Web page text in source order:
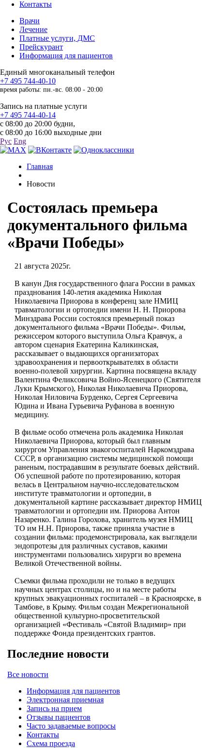
Контакты
Врачи
Лечение
Платные услуги, ДМС
Прейскурант
Информация для пациентов
Единый многоканальный телефон
+7 495 744-40-10
время работы: пн.-вс. 08:00 - 20:00
Запись на платные услуги
+7 495 744-40-14
с 08:00 до 20:00 будни,
с 08:00 до 16:00 выходные дни
Рус Eng
Главная
Новости
Состоялась премьера
документального фильма
«Врачи Победы»
21 августа 2025г.
В канун Дня государственного флага России в рамках
празднования 140-летия академика Николая
Николаевича Приорова в конференц зале НМИЦ
травматологии и ортопедии имени Н. Н. Приорова
Минздрава России состоялся премьерный показ
документального фильма «Врачи Победы». Фильм,
режиссером которого выступила Ольга Кравчук, а
автором сценария Екатерина Каликинская,
рассказывает о выдающихся организаторах
здравоохранения и первооткрывателях в области
военно-полевой хирургии. Картина посвящена вкладу
Валентина Феликсовича Войно-Ясенецкого (Святителя
Луки Крымского), Николая Николаевича Приорова,
Николая Ниловича Бурденко, Сергея Сергеевича
Юдина и Ивана Гурьевича Руфанова в военную
медицину.
В фильме особо отмечена роль академика Николая
Николаевича Приорова, который был главным
хирургом Управления эвакогоспиталей Наркомздрава
СССР, в организацию системы медицинской помощи
раненым, пострадавшим в результате боевых действий.
Об успешной работе по протезированию, которая
велась в Центральном научно-исследовательском
институте травматологии и ортопедии, в
документальной картине рассказывает директор НМИЦ
травматологии и ортопедии им. Приорова Антон
Назаренко. Галина Горохова, хранитель музея НМИЦ
ТО им Н.Н. Приорова, также приняла участие в
создании фильма: продемонстрировала, как выглядели
эндопротезы для различных суставов, какими
инструментами пользовались хирурги во времена
Великой Отечественной войны.
Съемки фильма проходили не только в ведущих
научных центрах столицы, но и на месте работы
крупных эвакуационных госпиталей – в Красноярске, в
Тамбове, в Крыму. Фильм создан Межрегиональной
общественной культурно-просветительской
организацией «Фестиваль «Святой Владимир» при
поддержке Фонда президентских грантов.
Последние новости
Все новости
Информация для пациентов
Электронная приемная
Запись на прием
Отзывы пациентов
Часто задаваемые вопросы
Контакты
Схема проезда